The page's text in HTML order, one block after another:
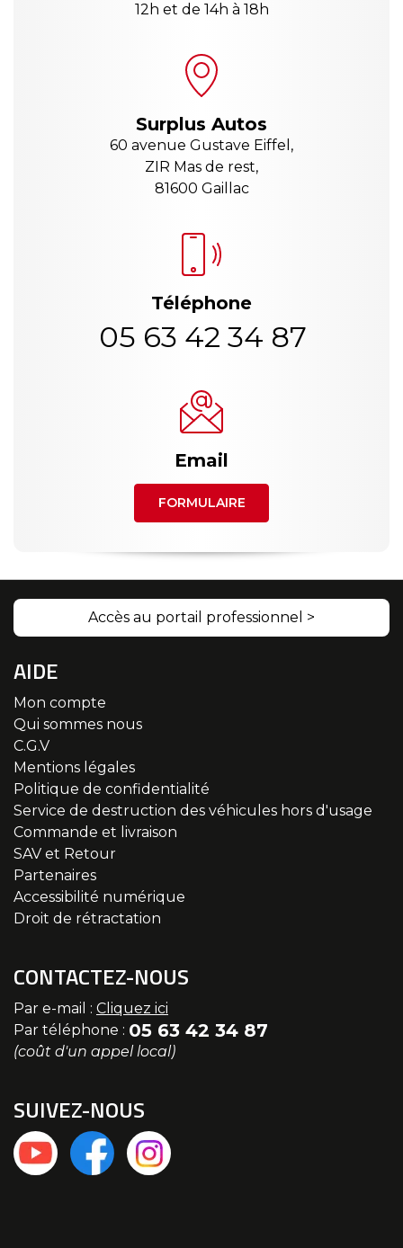
12h et de 14h à 18h
Surplus Autos
60 avenue Gustave Eiffel,
ZIR Mas de rest,
81600 Gaillac
Téléphone
05 63 42 34 87
Email
FORMULAIRE
Accès au portail professionnel >
AIDE
Mon compte
Qui sommes nous
C.G.V
Mentions légales
Politique de confidentialité
Service de destruction des véhicules hors d'usage
Commande et livraison
SAV et Retour
Partenaires
Accessibilité numérique
Droit de rétractation
CONTACTEZ-NOUS
Par e-mail : Cliquez ici
Par téléphone : 05 63 42 34 87
(coût d'un appel local)
SUIVEZ-NOUS